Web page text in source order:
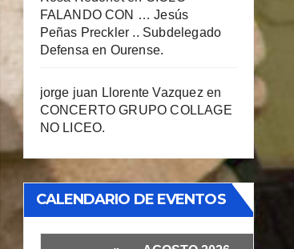
FALANDO CON … Jesús
Peñas Preckler .. Subdelegado
Defensa en Ourense.
jorge juan Llorente Vazquez en
CONCERTO GRUPO COLLAGE
NO LICEO.
CALENDARIO DE EVENTOS